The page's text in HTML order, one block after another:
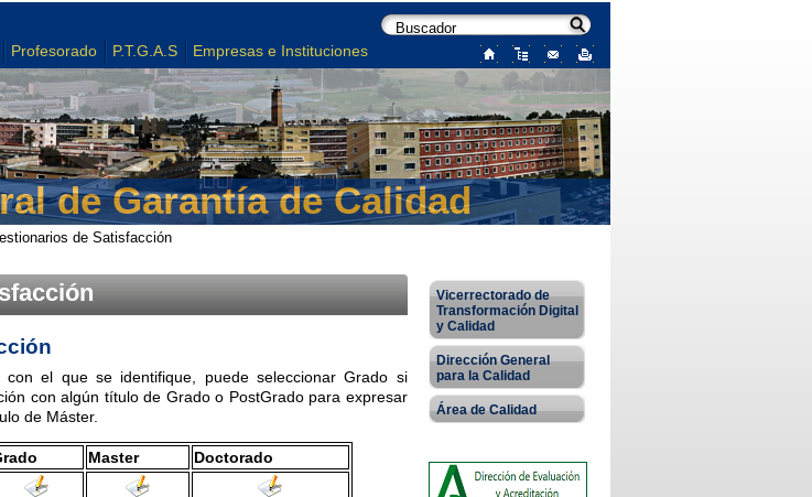
Profesorado P.T.G.A.S Empresas e Instituciones
de Garantía de Calidad
de Satisfacción
el que se identifique, puede seleccionar Grado si
con algún título de Grado o PostGrado para expresar
de Máster.
Master
Doctorado
Vicerrectorado de
Transformación Digital
y Calidad
Dirección General
para la Calidad
Área de Calidad